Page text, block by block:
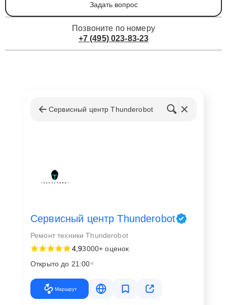
Задать вопрос
Позвоните по номеру
+7 (495) 023-83-23
Сервисный центр Thunderobot
Сервисный центр Thunderobot
Ремонт техники Thunderobot
4,93000+ оценок
Открыто до 21:00
Маршрут